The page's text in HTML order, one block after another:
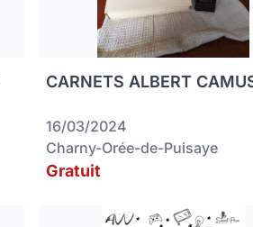
CARNETS ALBERT
16/03/2024
Charny-Orée-de-Puisaye
Gratuit